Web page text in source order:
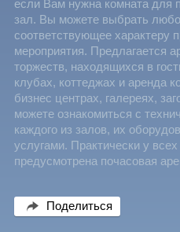
если Вам нужна комната для
зал. Вы можете выбрать
соответствующее характеру
мероприятия. Предлагается
торжеств, находящихся в
клубах, коттеджах и аренда
бизнес центрах, галереях,
можете ознакомиться с
каждого из залов, их
услугами. Практически у всех
предусмотрена почасовая
Поделиться